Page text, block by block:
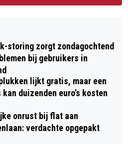
storing zorgt zondagochtend
bij gebruikers in
lijkt gratis, maar een
duizenden euro’s kosten
onrust bij flat aan
verdachte opgepakt